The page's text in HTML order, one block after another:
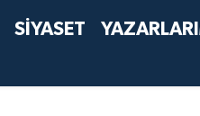
SİYASET